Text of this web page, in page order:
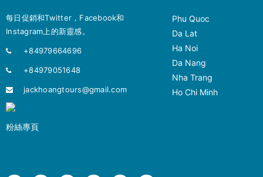
每日促銷和Twitter，Facebook和
Instagram上的新靈感。
+84979664696
+84979051648
jackhoangtours@gmail.com
Phu Quoc
Da Lat
Ha Noi
Da Nang
Nha Trang
Ho Chi Minh
粉絲專頁